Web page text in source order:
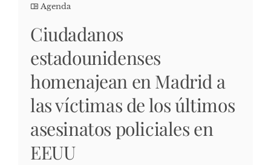
Agenda
Ciudadanos
estadounidenses
homenajean en Madrid a
las víctimas de los últimos
asesinatos policiales en
EEUU